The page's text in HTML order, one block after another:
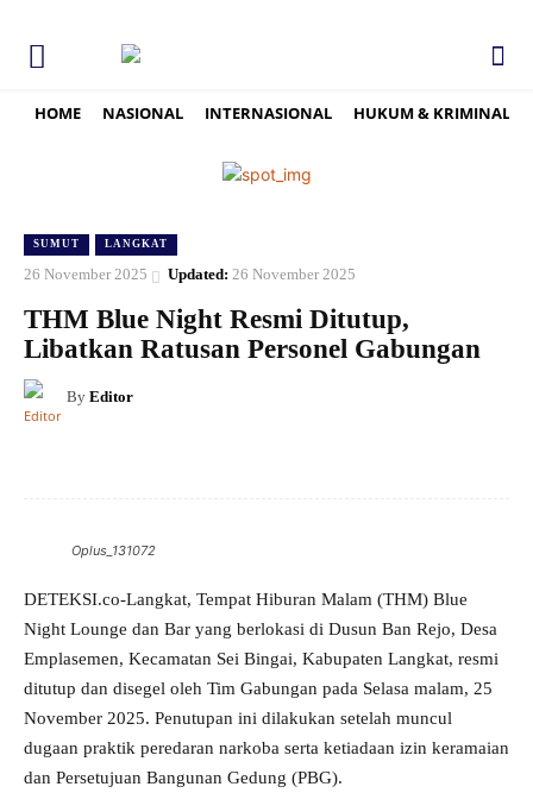
HOME NASIONAL INTERNASIONAL HUKUM & KRIMINAL
SUMUT LANGKAT
26 November 2025 Updated: 26 November 2025
THM Blue Night Resmi Ditutup,
Libatkan Ratusan Personel Gabungan
By Editor
Oplus_131072
DETEKSI.co-Langkat, Tempat Hiburan Malam (THM) Blue
Night Lounge dan Bar yang berlokasi di Dusun Ban Rejo, Desa
Emplasemen, Kecamatan Sei Bingai, Kabupaten Langkat, resmi
ditutup dan disegel oleh Tim Gabungan pada Selasa malam, 25
November 2025. Penutupan ini dilakukan setelah muncul
dugaan praktik peredaran narkoba serta ketiadaan izin keramaian
dan Persetujuan Bangunan Gedung (PBG).